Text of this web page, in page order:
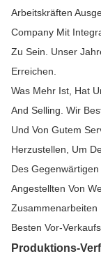
Arbeitskräften
Company Mit
Zu Sein. Unser
Erreichen.
Was Mehr Ist, Hat
And Selling. Wir
Und Von Gutem
Herzustellen, Um
Des
Angestellten Von
Zusammenarbeiten
Besten Vor-
Produktions-